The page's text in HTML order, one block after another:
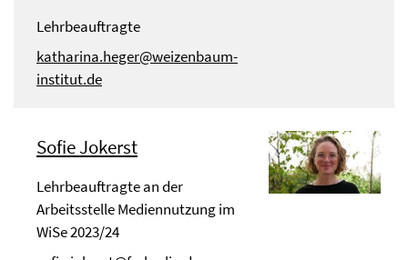
Lehrbeauftragte
katharina.heger@weizenbaum-
institut.de
Sofie Jokerst
Lehrbeauftragte an der
Arbeitsstelle Mediennutzung im
WiSe 2023/24